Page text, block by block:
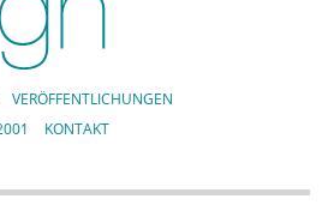
VERÖFFENTLICHUNGEN
KONTAKT